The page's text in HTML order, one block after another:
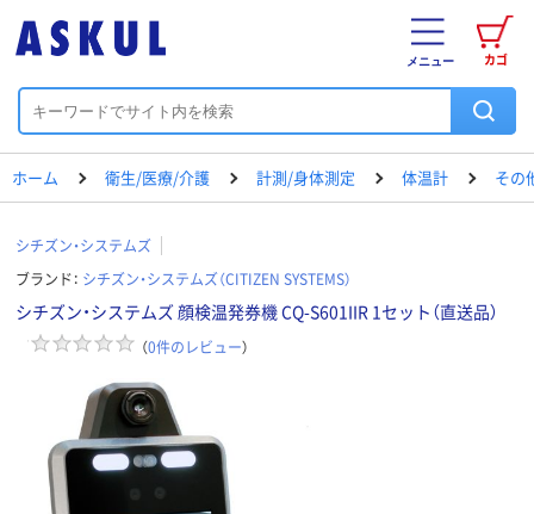
カゴ
メニュー
ホーム 衛生/医療/介護 計測/身体測定 体温計 その
シチズン・システムズ
ブランド： シチズン・システムズ（CITIZEN SYSTEMS）
シチズン・システムズ 顔検温発券機 CQ-S601IIR 1セット（直送品）
（0件のレビュー）